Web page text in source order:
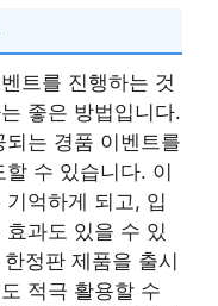
트를 진행하는 것
좋은 방법입니다.
는 경품 이벤트를
수 있습니다. 이
억하게 되고, 입
과도 있을 수 있
정판 제품을 출시
적극 활용할 수